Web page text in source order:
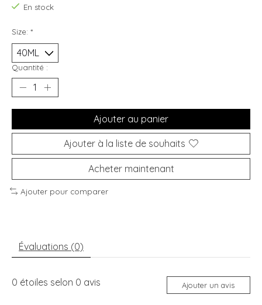
En stock
Size: *
Quantité :
Ajouter au panier
Ajouter à la liste de souhaits
Acheter maintenant
Ajouter pour comparer
Évaluations (0)
0 étoiles selon 0 avis Ajouter un avis